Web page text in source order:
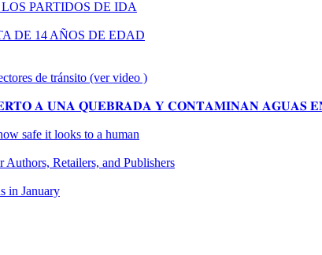
PARTIDOS DE IDA
DE 14 AÑOS DE EDAD
de tránsito (ver video )
𝐀 𝐔𝐍𝐀 𝐐𝐔𝐄𝐁𝐑𝐀𝐃𝐀 𝐘 𝐂𝐎𝐍𝐓𝐀𝐌𝐈𝐍𝐀𝐍 𝐀𝐆𝐔𝐀𝐒 𝐄𝐍
safe it looks to a human
Retailers, and Publishers
in January